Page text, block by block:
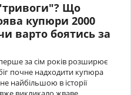
Що
купюри 2000
варто боятись за
за сім років розширює
почне надходити купюра
найбільшою в історії